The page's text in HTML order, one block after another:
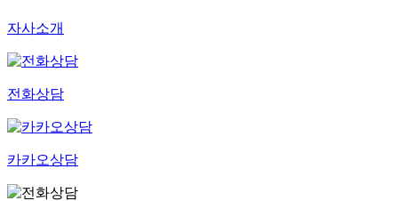
자사소개
전화상담
카카오상담